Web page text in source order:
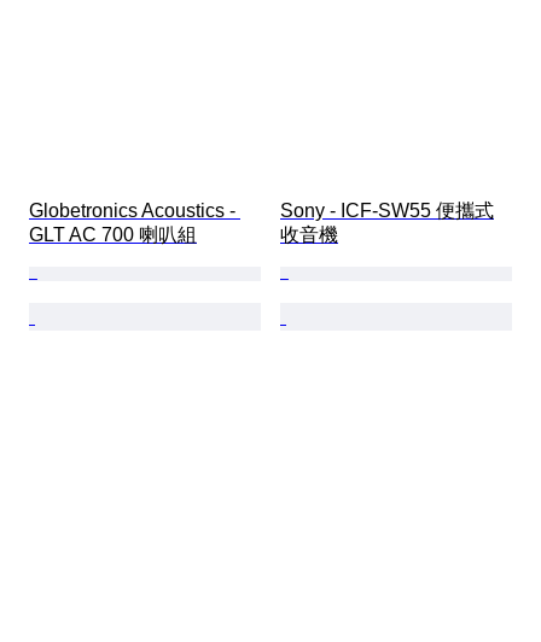
Globetronics Acoustics -
GLT AC 700 喇叭組
Sony - ICF-SW55 便攜式
收音機